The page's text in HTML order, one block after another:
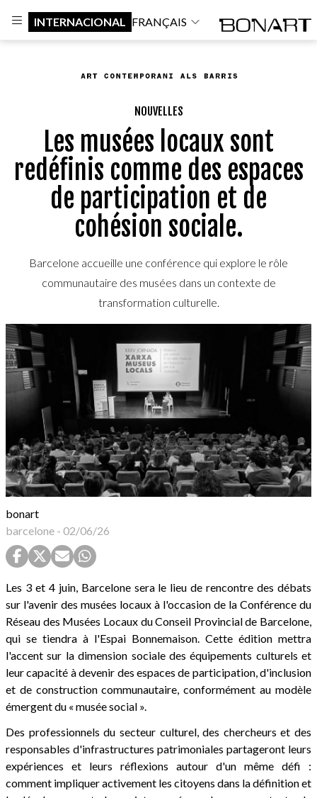
INTERNACIONAL FRANÇAIS
NOUVELLES
Les musées locaux sont
redéfinis comme des espaces
de participation et de
cohésion sociale.
Barcelone accueille une conférence qui explore le rôle
communautaire des musées dans un contexte de
transformation culturelle.
bonart
barcelone - 02/06/26
Les 3 et 4 juin, Barcelone sera le lieu de rencontre des débats
sur l'avenir des musées locaux à l'occasion de la Conférence du
Réseau des Musées Locaux du Conseil Provincial de Barcelone,
qui se tiendra à l'Espai Bonnemaison. Cette édition mettra
l'accent sur la dimension sociale des équipements culturels et
leur capacité à devenir des espaces de participation, d'inclusion
et de construction communautaire, conformément au modèle
émergent du « musée social ».
Des professionnels du secteur culturel, des chercheurs et des
responsables d'infrastructures patrimoniales partageront leurs
expériences et leurs réflexions autour d'un même défi :
comment impliquer activement les citoyens dans la définition et